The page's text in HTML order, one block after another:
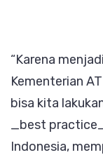
“Karena
Kementerian
bisa kita
_best
Indonesia,